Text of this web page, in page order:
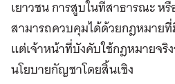
เยาวชน การสูบในที่สาธารณะ ห
สามารถควบคุมได้ด้วยกฎหมาย
แต่เจ้าหน้าที่บังคับใช้กฎหมายจริ
นโยบายกัญชาโดยสิ้นเชิง